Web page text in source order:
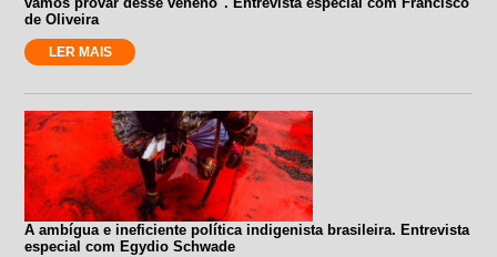
de Oliveira
LER MAIS
A ambígua e ineficiente política indigenista brasileira. Entrevista
especial com Egydio Schwade